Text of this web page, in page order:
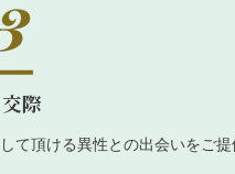
際
て頂ける異性との出会いをご提